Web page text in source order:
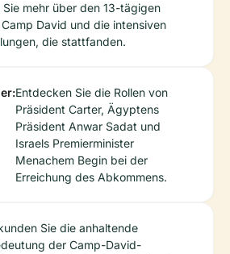
Sie mehr über den 13-tägigen
David und die intensiven
die stattfanden.
Entdecken Sie die Rollen von
Präsident Carter, Ägyptens
Präsident Anwar Sadat und
Israels Premierminister
Menachem Begin bei der
Erreichung des Abkommens.
Sie die anhaltende
der Camp-David-